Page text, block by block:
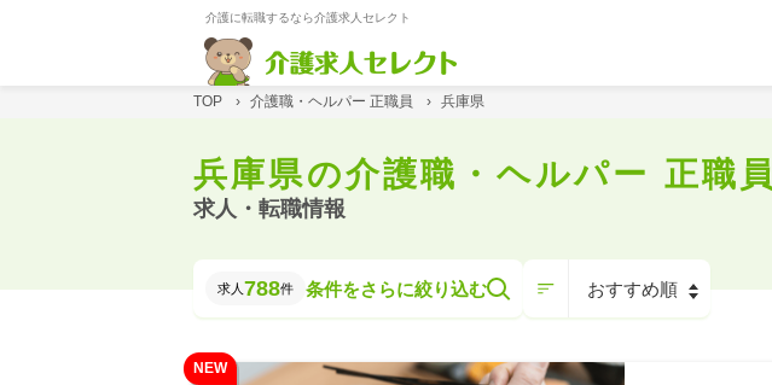
介護に転職するなら介護求人セレクト
TOP › 介護職・ヘルパー 正職員 › 兵庫県
兵庫県の介護職・ヘルパー 正職員
求人・転職情報
求人 788件 条件をさらに絞り込む
NEW